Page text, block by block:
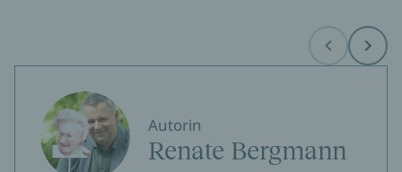
Before Next
Autorin
Renate Bergmann